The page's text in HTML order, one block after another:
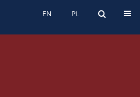
PL
EN PL
EN